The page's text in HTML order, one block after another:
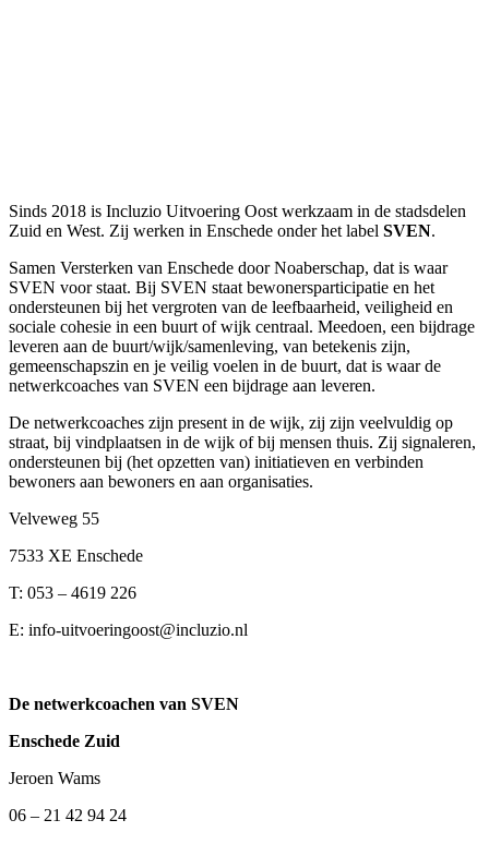
Sinds 2018 is Incluzio Uitvoering Oost werkzaam in de stadsdelen
Zuid en West. Zij werken in Enschede onder het label SVEN.
Samen Versterken van Enschede door Noaberschap, dat is waar
SVEN voor staat. Bij SVEN staat bewonersparticipatie en het
ondersteunen bij het vergroten van de leefbaarheid, veiligheid en
sociale cohesie in een buurt of wijk centraal. Meedoen, een bijdrage
leveren aan de buurt/wijk/samenleving, van betekenis zijn,
gemeenschapszin en je veilig voelen in de buurt, dat is waar de
netwerkcoaches van SVEN een bijdrage aan leveren.
De netwerkcoaches zijn present in de wijk, zij zijn veelvuldig op
straat, bij vindplaatsen in de wijk of bij mensen thuis. Zij signaleren,
ondersteunen bij (het opzetten van) initiatieven en verbinden
bewoners aan bewoners en aan organisaties.
Velveweg 55
7533 XE Enschede
T: 053 – 4619 226
E: info-uitvoeringoost@incluzio.nl
De netwerkcoachen van SVEN
Enschede Zuid
Jeroen Wams
06 – 21 42 94 24